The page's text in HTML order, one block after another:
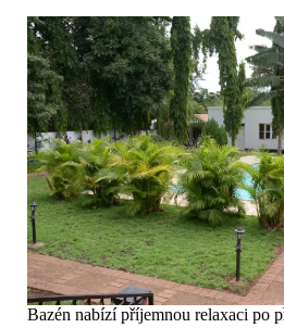
Bazén nabízí příjemnou relaxaci po